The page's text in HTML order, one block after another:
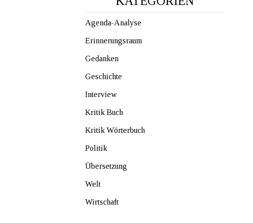
Agenda-Analyse
Erinnerungsraum
Gedanken
Geschichte
Interview
Kritik Buch
Kritik Wörterbuch
Politik
Übersetzung
Welt
Wirtschaft